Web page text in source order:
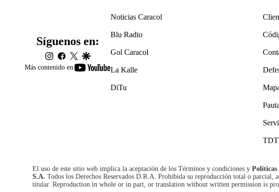
Más contenido en
youtube-
Síguenos en:
instagram
facebook
twittergoogle
Noticias Caracol
Blu Radio
Gol Caracol
La Kalle
DiTu
TDT
El uso de este sitio web implica la aceptación de los Términos y condiciones y
S.A. Todos los Derechos Reservados D.R.A. Prohibida su reproducción total o
titular. Reproduction in whole or in part, or translation without written permission is